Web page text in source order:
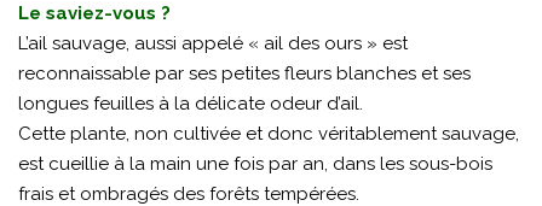
Le saviez-vous ?
L’ail sauvage, aussi appelé « ail des ours » est
reconnaissable par ses petites fleurs blanches et ses
longues feuilles à la délicate odeur d’ail.
Cette plante, non cultivée et donc véritablement sauvage,
est cueillie à la main une fois par an, dans les sous-bois
frais et ombragés des forêts tempérées.